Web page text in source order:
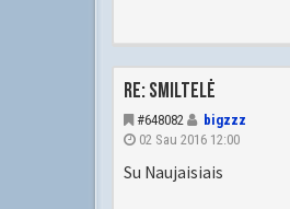
Re: Smiltelė
#648082
bigzzz
02 Sau 2016 12:00
Su Naujaisiais